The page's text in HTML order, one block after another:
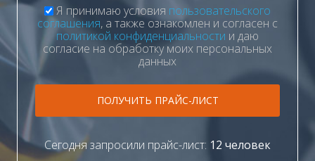
Я принимаю условия пользовательского
соглашения, а также ознакомлен и согласен с
политикой конфиденциальности и даю
согласие на обработку моих персональных
данных
ПОЛУЧИТЬ ПРАЙС-ЛИСТ
Сегодня запросили прайс-лист: 12 человек